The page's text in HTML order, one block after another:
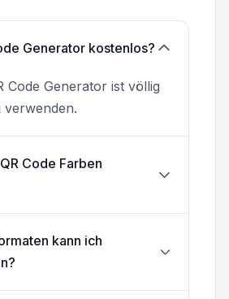
Generator kostenlos?
Code Generator ist völlig
verwenden.
Code Farben
kann ich